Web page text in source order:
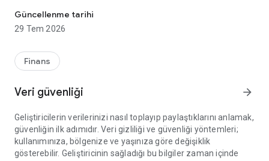
aradığınız kampanyayı kolayca bulabilir, kampanya
katılımlarınızı, kazanım süreçlerinizi ve elde ettiğiniz puan ile
Kazandıklarım menüsünden; Kredi kartlarınız, TLcard’larınız
kazandığınız puan ve indirimleri görüntüleyebilir, harcadığınız
World Pay menüsünden; QR Kod ile Öde özelliği sayesinde
kart veya hesabınızdan zahmetsizce ödeme yapabilirsiniz.
Güncellenme tarihi
29 Tem 2026
Finans
Veri güvenliği arrow_forward
Geliştiricilerin verilerinizi nasıl toplayıp paylaştıklarını anlamak,
güvenliğin ilk adımıdır. Veri gizliliği ve güvenliği yöntemleri;
kullanımınıza, bölgenize ve yaşınıza göre değişiklik
gösterebilir. Geliştiricinin sağladığı bu bilgiler zaman içinde